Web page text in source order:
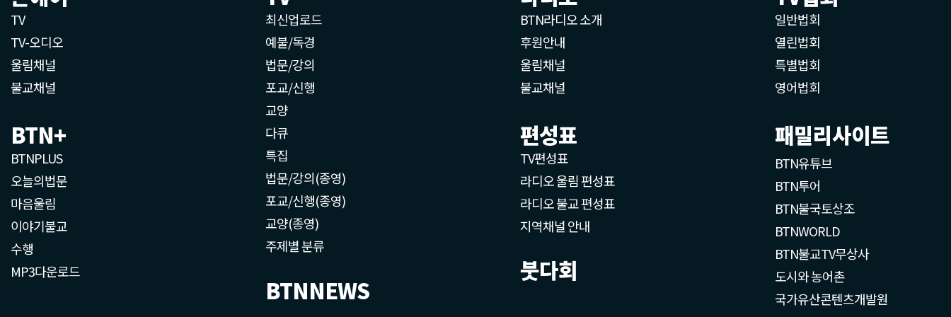
TV
TV-오디오
울림채널
불교채널
BTN+
BTNPLUS
오늘의법문
마음울림
이야기불교
수행
MP3다운로드
최신업로드
예불/독경
법문/강의
포교/신행
교양
다큐
특집
법문/강의(종영)
포교/신행(종영)
교양(종영)
주제별 분류
BTNNEWS
BTN라디오 소개
후원안내
울림채널
불교채널
편성표
TV편성표
라디오 울림 편성표
라디오 불교 편성표
지역채널 안내
붓다회
일반법회
열린법회
특별법회
영어법회
패밀리사이트
BTN유튜브
BTN투어
BTN불국토상조
BTNWORLD
BTN불교TV무상사
도시와 농어촌
국가유산콘텐츠개발원